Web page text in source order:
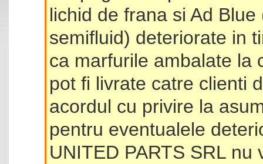
lichid de frana si Ad
semifluid) deteriorate in
ca marfurile ambalate la
pot fi livrate catre clienti
acordul cu privire la
pentru eventualele
UNITED PARTS SRL